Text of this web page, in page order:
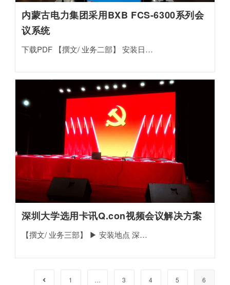
内蒙古电力集团采用BXB FCS-6300系列会
议系统
下载PDF 【撰文/ 业务二部】 安装日…
深圳大学选用卡讯Q.con视频会议解决方案
【撰文/ 业务三部】 ▶︎ 安装地点 深…
1 … 3 4 5 6